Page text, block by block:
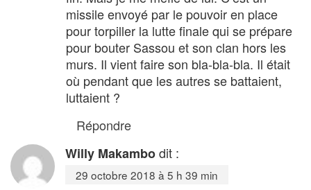
missile envoyé par le pouvoir en place
pour torpiller la lutte finale qui se prépare
pour bouter Sassou et son clan hors les
murs. Il vient faire son bla-bla-bla. Il était
où pendant que les autres se battaient,
luttaient ?
Répondre
Willy Makambodit :
29 octobre 2018 à 5 h 39 min